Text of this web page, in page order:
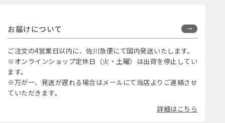
お届けについて
ご注文の4営業日以内に、佐川急便にて国内発送いたします。
※オンラインショップ定休日（火・土曜）は出荷を停止してい
ます。
※万が一、発送が遅れる場合はメールにて当店よりご連絡させ
ていただきます。
詳細はこちら